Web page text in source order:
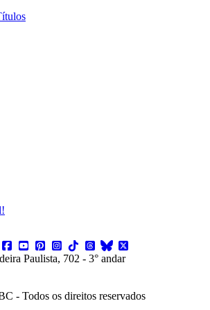
Paulista, 702 - 3° andar
- Todos os direitos reservados